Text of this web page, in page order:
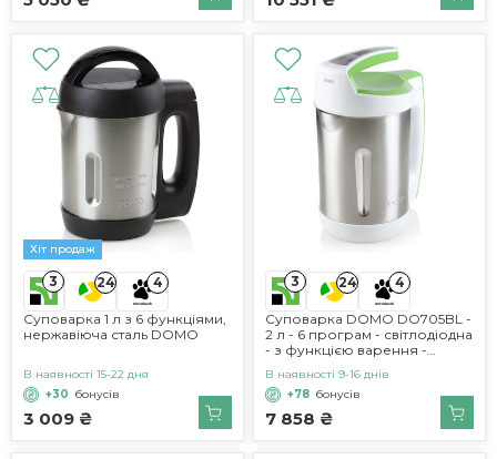
Хіт продаж
3 24 4
Суповарка 1 л з 6 функціями,
нержавіюча сталь DOMO
3 009 ₴
В наявності 15-22 дня
+30 бонусів
3 24 4
Суповарка DOMO DO705BL -
2 л - 6 програм - світлодіодна
- з функцією варення -
7 858 ₴
В наявності 9-16 днів
+78 бонусів